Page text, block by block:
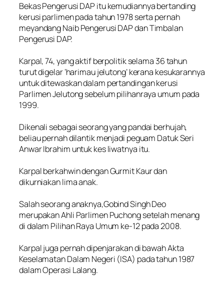
Bekas Pengerusi DAP itu kemudiannya bertanding
kerusi parlimen pada tahun 1978 serta pernah
meyandang Naib Pengerusi DAP dan Timbalan
Pengerusi DAP.
Karpal, 74, yang aktif berpolitik selama 36 tahun
turut digelar ‘harimau jelutong’ kerana kesukarannya
untuk ditewaskan dalam pertandingan kerusi
Parlimen Jelutong sebelum pilihanraya umum pada
1999.
Dikenali sebagai seorang yang pandai berhujah,
beliau pernah dilantik menjadi peguam Datuk Seri
Anwar Ibrahim untuk kes liwatnya itu.
Karpal berkahwin dengan Gurmit Kaur dan
dikurniakan lima anak.
Salah seorang anaknya,Gobind Singh Deo
merupakan Ahli Parlimen Puchong setelah menang
di dalam Pilihan Raya Umum ke-12 pada 2008.
Karpal juga pernah dipenjarakan di bawah Akta
Keselamatan Dalam Negeri (ISA) pada tahun 1987
dalam Operasi Lalang.